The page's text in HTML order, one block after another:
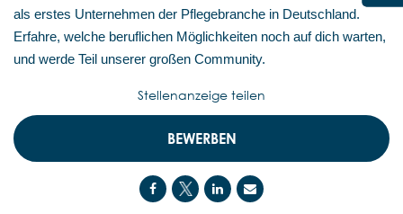
als erstes Unternehmen der Pflegebranche in Deutschland.
Erfahre, welche beruflichen Möglichkeiten noch auf dich warten,
und werde Teil unserer großen Community.
BEWERBEN
Stellenanzeige teilen